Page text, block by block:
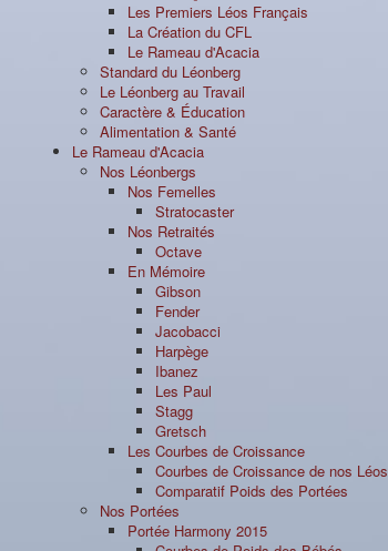
Les Premiers Léos Français
La Création du CFL
Le Rameau d'Acacia
Standard du Léonberg
Le Léonberg au Travail
Caractère & Éducation
Alimentation & Santé
Le Rameau d'Acacia
Nos Léonbergs
Nos Femelles
Stratocaster
Nos Retraités
Octave
En Mémoire
Gibson
Fender
Jacobacci
Harpège
Ibanez
Les Paul
Stagg
Gretsch
Les Courbes de Croissance
Courbes de Croissance de nos Léos
Comparatif Poids des Portées
Nos Portées
Portée Harmony 2015